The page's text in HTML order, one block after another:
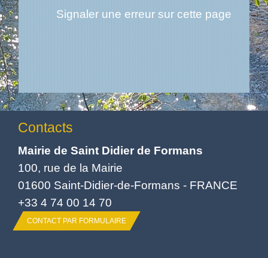
Signaler une erreur sur cette page
Contacts
Mairie de Saint Didier de Formans
100, rue de la Mairie
01600 Saint-Didier-de-Formans - FRANCE
+33 4 74 00 14 70
CONTACT PAR FORMULAIRE